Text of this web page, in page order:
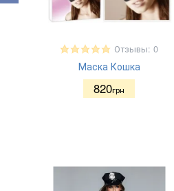
Отзывы: 0
Маска Кошка
820грн